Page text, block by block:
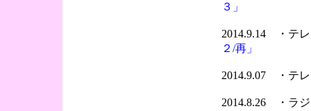
３」
2014.9.14 ・テ
２/再」
2014.9.07 ・テ
2014.8.26 ・ラ